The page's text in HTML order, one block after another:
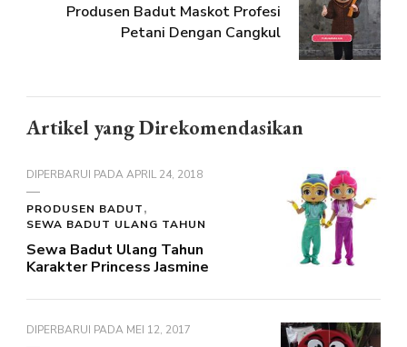
Produsen Badut Maskot Profesi
Petani Dengan Cangkul
Artikel yang Direkomendasikan
DIPERBARUI PADAAPRIL 24, 2018
PRODUSEN BADUT
SEWA BADUT ULANG TAHUN
Sewa Badut Ulang Tahun
Karakter Princess Jasmine
DIPERBARUI PADA MEI 12, 2017